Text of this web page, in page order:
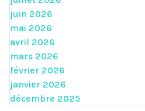
juin 2026
mai 2026
avril 2026
mars 2026
février 2026
janvier 2026
décembre 2025